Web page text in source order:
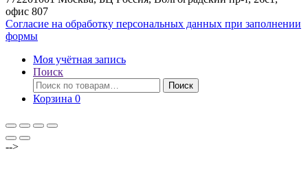
офис 807
Согласие на обработку персональных данных при заполнении
формы
Моя учётная запись
Поиск
Искать:
Поиск
Корзина 0
-->